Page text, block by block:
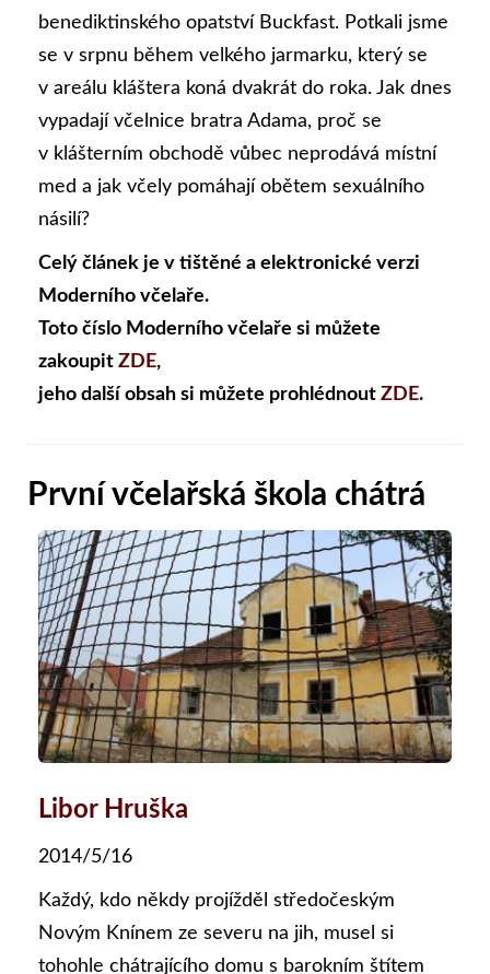
benediktinského opatství Buckfast. Potkali jsme
se v srpnu během velkého jarmarku, který se
v areálu kláštera koná dvakrát do roka. Jak dnes
vypadají včelnice bratra Adama, proč se
v klášterním obchodě vůbec neprodává místní
med a jak včely pomáhají obětem sexuálního
násilí?
Celý článek je v tištěné a elektronické verzi
Moderního včelaře.
Toto číslo Moderního včelaře si můžete
zakoupit ZDE,
jeho další obsah si můžete prohlédnout ZDE.
První včelařská škola chátrá
Libor Hruška
2014/5/16
Každý, kdo někdy projížděl středočeským
Novým Knínem ze severu na jih, musel si
tohohle chátrajícího domu s barokním štítem